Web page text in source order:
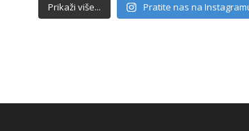
Prikaži više... Pratite nas na